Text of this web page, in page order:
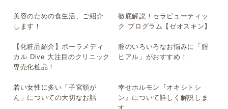
▶
美容のための食生活、ご紹介
します！
▶
徹底解説！セラピューティッ
ク プログラム【ゼオスキン】
▶
【化粧品紹介】ポーラメディ
カル Dive 大注目のクリニック
専売化粧品！
▶
腟のいろいろなお悩みに「腟
ヒアル」がおすすめ！
▶
若い女性に多い「子宮頸が
ん」についての大切なお話
▶
幸せホルモン『オキシトシ
ン』について詳しく解説しま